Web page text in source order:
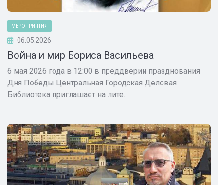
МЕРОПРИЯТИЯ
06.05.2026
Война и мир Бориса Васильева
6 мая 2026 года в 12:00 в преддверии празднования
Дня Победы Центральная Городская Деловая
Библиотека приглашает на лите...